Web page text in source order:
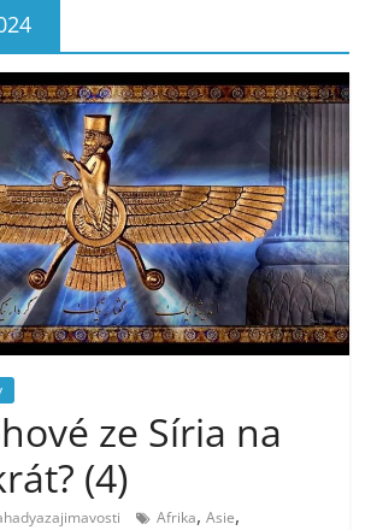
ze Síria na
(4)
Afrika,Asie,